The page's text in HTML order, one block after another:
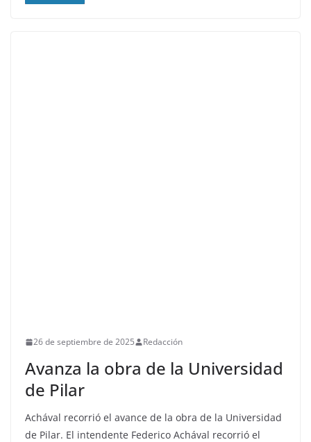
26 de septiembre de 2025 Redacción
Avanza la obra de la Universidad
de Pilar
Achával recorrió el avance de la obra de la Universidad
de Pilar. El intendente Federico Achával recorrió el